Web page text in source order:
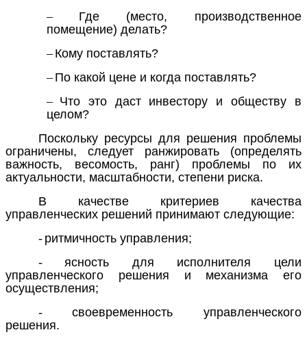
–
Где (место, производственное
помещение) делать?
– Кому поставлять?
– По какой цене и когда поставлять?
– Что это даст инвестору и обществу в
целом?
Поскольку ресурсы для решения проблемы
ограничены, следует ранжировать (определять
важность, весомость, ранг) проблемы по их
актуальности, масштабности, степени риска.
В качестве критериев качества
управленческих решений принимают следующие:
- ритмичность управления;
-
ясность для исполнителя цели
управленческого решения и механизма его
осуществления;
-
своевременность управленческого
решения.